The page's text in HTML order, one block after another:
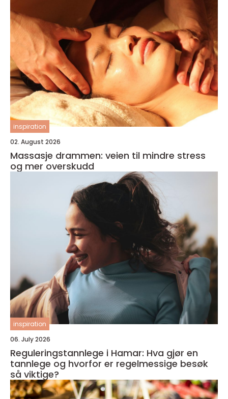
inspiration
02. August 2026
Massasje drammen: veien til mindre stress
og mer overskudd
inspiration
06. July 2026
Reguleringstannlege i Hamar: Hva gjør en
tannlege og hvorfor er regelmessige besøk
så viktige?